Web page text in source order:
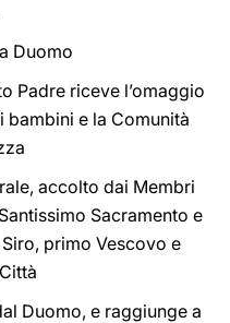
Duomo
Padre riceve l’omaggio
bambini e la Comunità
accolto dai Membri
Sacramento e
primo Vescovo e
Duomo, e raggiunge a